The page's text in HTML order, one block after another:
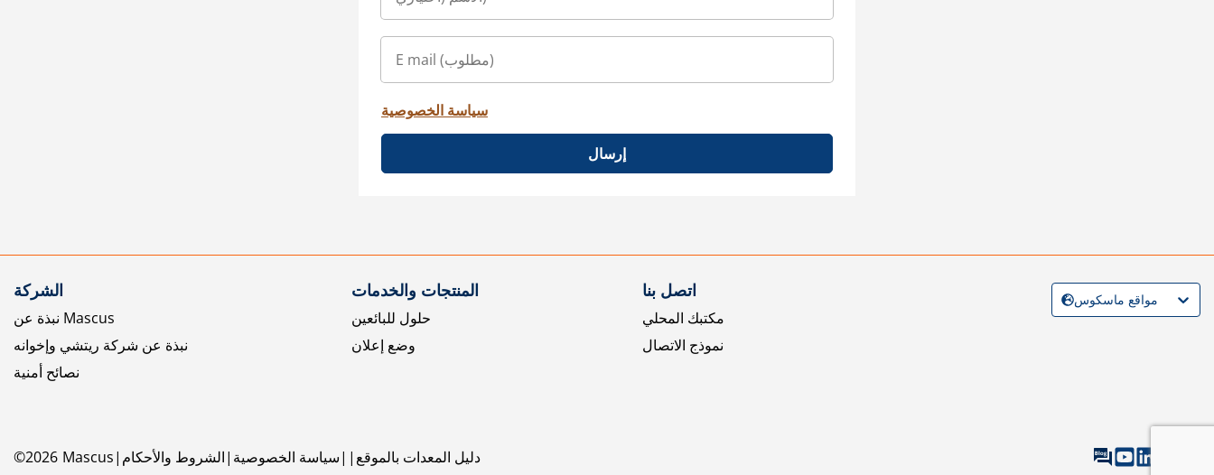
سياسة الخصوصية
إرسال
الشركة
نبذة عن Mascus
نبذة عن شركة ريتشي وإخوانه
نصائح أمنية
المنتجات والخدمات
حلول للبائعين
وضع إعلان
اتصل بنا
مكتبك المحلي
نموذج الاتصال
©2026 Mascus الشروط والأحكام سياسة الخصوصية دليل المعدات بالموقع
مواقع ماسكوس